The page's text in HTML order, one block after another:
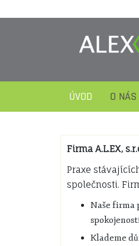
to
ÚVOD O NÁS
Firma A.L.EX,
Praxe
společnosti.
Naše firma
Klademe